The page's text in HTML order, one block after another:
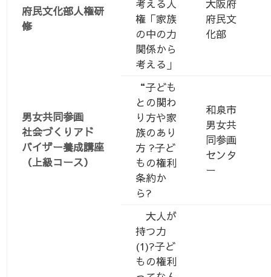
府民文化部人権研
修
考える人
権「家族
の中の力
関係から
考える」
大阪府
府民文
化部
男女共同参画
社会づくりアド
バイザー養成講座
（上級コース）
“子ども
との関わ
り方や家
族のあり
方 ?子ど
もの権利
条約か
ら?
和泉市
男女共
同参画
センタ
ー
大人が
持つ力
(1)?子ど
もの権利